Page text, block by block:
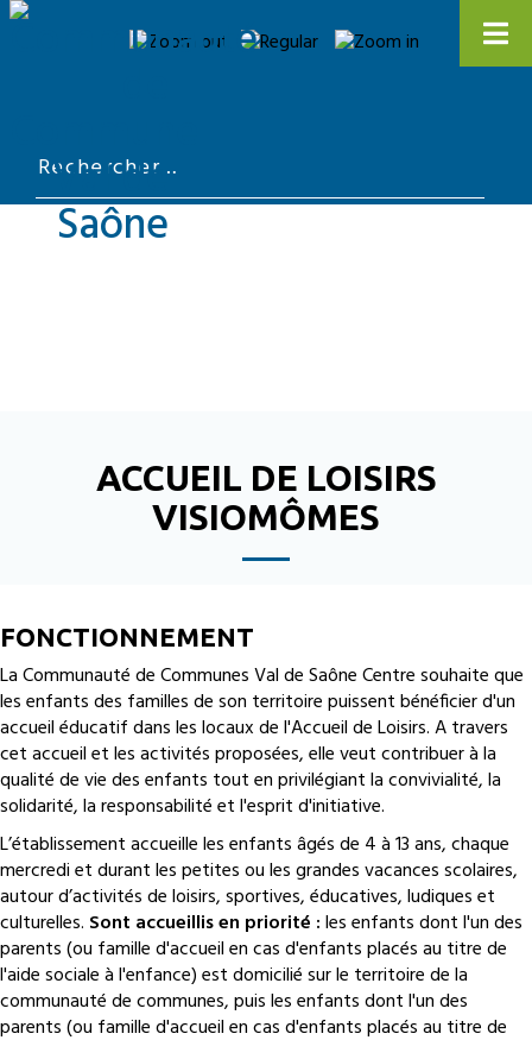
ACCUEIL DE LOISIRS
VISIOMÔMES
FONCTIONNEMENT
La Communauté de Communes Val de Saône Centre souhaite que
les enfants des familles de son territoire puissent bénéficier d'un
accueil éducatif dans les locaux de l'Accueil de Loisirs. A travers
cet accueil et les activités proposées, elle veut contribuer à la
qualité de vie des enfants tout en privilégiant la convivialité, la
solidarité, la responsabilité et l'esprit d'initiative.
L’établissement accueille les enfants âgés de 4 à 13 ans, chaque
mercredi et durant les petites ou les grandes vacances scolaires,
autour d’activités de loisirs, sportives, éducatives, ludiques et
culturelles. Sont accueillis en priorité :les enfants dont l'un des
parents (ou famille d'accueil en cas d'enfants placés au titre de
l'aide sociale à l'enfance) est domicilié sur le territoire de la
communauté de communes, puis les enfants dont l'un des
parents (ou famille d'accueil en cas d'enfants placés au titre de